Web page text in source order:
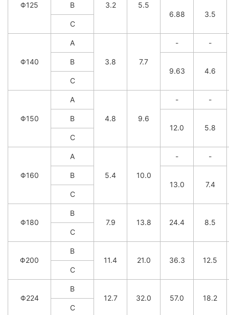
Φ125 3.2 5.5
B
6.88
3.5
C
Φ140
A
3.8 7.7
- -
B
9.63
4.6
C
Φ150
A
4.8 9.6
- -
B
12.0
5.8
C
Φ160
A
5.4 10.0
- -
B
13.0
7.4
C
Φ180
B
7.9
13.8 24.4
8.5
C
Φ200
B
11.4
21.0 36.3
12.5
C
Φ224
B
12.7
32.0 57.0
18.2
C